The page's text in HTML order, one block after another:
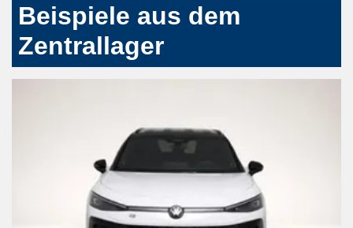
Beispiele aus dem
Zentrallager